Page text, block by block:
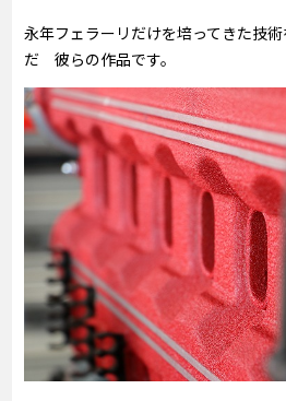
永年フェラーリだけを培ってきた技
だ 彼らの作品です。